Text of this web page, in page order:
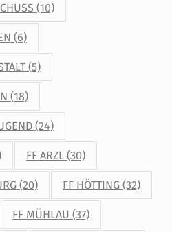
(10)
(6)
(5)
(18)
(24)
FF ARZL (30)
(20) FF HÖTTING (32)
FF MÜHLAU (37)